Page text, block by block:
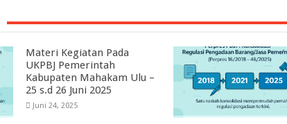
Materi Kegiatan Pada
UKPBJ Pemerintah
Kabupaten Mahakam Ulu –
25 s.d 26 Juni 2025
Juni 24, 2025